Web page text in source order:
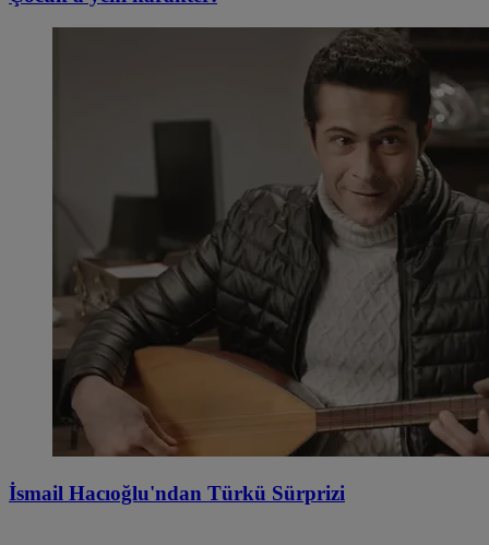
İsmail Hacıoğlu'ndan Türkü Sürprizi